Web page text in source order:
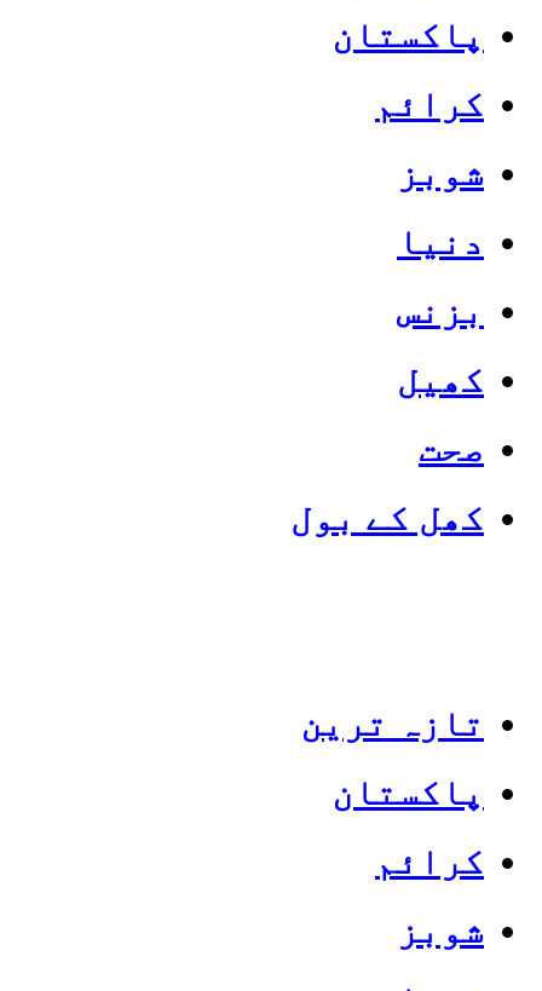
پاکستان
کرائم
شوبز
دنیا
بزنس
کھیل
صحت
کھل کے بول
تازہ ترین
پاکستان
کرائم
شوبز
Categories
Top News